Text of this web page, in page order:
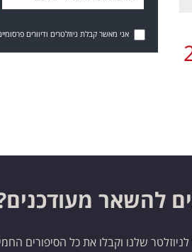
אני מאשר קבלת ניוזלטרים ודיוורים
להשאר
שלנו וקבלו את כל הסיפורים